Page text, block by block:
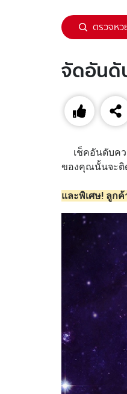
ตรวจหว
จัดอันดั
เช็คอันดับคว
ของคุณนั้นจะติ
และพิเศษ! ลูก